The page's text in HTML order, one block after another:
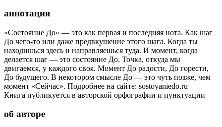
аннотация
«Состояние До» — это как первая и последняя нота. Как шаг
До чего-то или даже предвкушение этого шага. Когда ты
находишься здесь и направляешься туда. И момент, когда
делается шаг — это состояние До. Точка, откуда мы
двигаемся, у каждого своя. Момент До радости, До горести,
До будущего. В некотором смысле До — это чуть позже, чем
момент «Сейчас». Подробнее на сайте: sostoyaniedo.ru
Книга публикуется в авторской орфографии и пунктуации
об авторе